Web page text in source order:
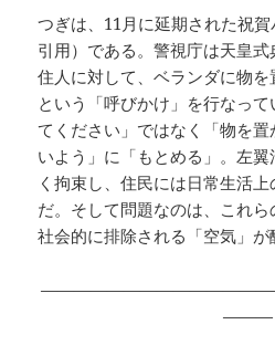
つぎは、11月に延期された祝
引用）である。警視庁は天皇
住人に対して、ベランダに物
という「呼びかけ」を行なっ
てください」ではなく「物を
いよう」に「もとめる」。左
く拘束し、住民には日常生活
だ。そして問題なのは、これら
社会的に排除される「空気」が
———